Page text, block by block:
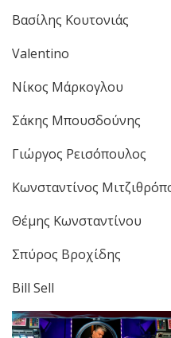
Βασίλης Κουτονιάς
Valentino
Νίκος Μάρκογλου
Σάκης Μπουσδούνης
Γιώργος Ρεισόπουλος
Κωνσταντίνος
Θέμης Κωνσταντίνου
Σπύρος Βροχίδης
Bill Sell